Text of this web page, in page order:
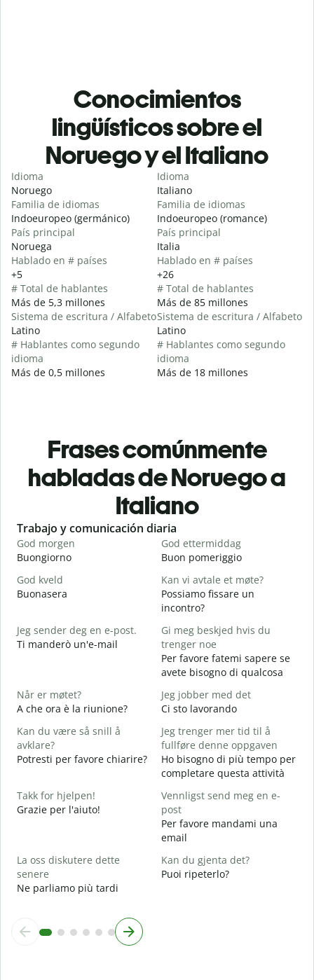
Conocimientos
lingüísticos sobre el
Noruego y el Italiano
Idioma
Noruego
Familia de idiomas
Indoeuropeo (germánico)
País principal
Noruega
Hablado en # países
+5
# Total de hablantes
Más de 5,3 millones
Sistema de escritura / Alfabeto
Latino
# Hablantes como segundo
idioma
Más de 0,5 millones
Idioma
Italiano
Familia de idiomas
Indoeuropeo (romance)
País principal
Italia
Hablado en # países
+26
# Total de hablantes
Más de 85 millones
Sistema de escritura / Alfabeto
Latino
# Hablantes como segundo
idioma
Más de 18 millones
Frases comúnmente
habladas de Noruego a
Italiano
Slide 1 of 6
Trabajo y comunicación diaria
God morgen
Buongiorno
God ettermiddag
Buon pomeriggio
God kveld
Buonasera
Kan vi avtale et møte?
Possiamo fissare un
incontro?
Jeg sender deg en e-post.
Ti manderò un'e-mail
Gi meg beskjed hvis du
trenger noe
Per favore fatemi sapere se
avete bisogno di qualcosa
Når er møtet?
A che ora è la riunione?
Jeg jobber med det
Ci sto lavorando
Kan du være så snill å
avklare?
Potresti per favore chiarire?
Jeg trenger mer tid til å
fullføre denne oppgaven
Ho bisogno di più tempo per
completare questa attività
Takk for hjelpen!
Grazie per l'aiuto!
Vennligst send meg en e-
post
Per favore mandami una
email
La oss diskutere dette
senere
Ne parliamo più tardi
Kan du gjenta det?
Puoi ripeterlo?